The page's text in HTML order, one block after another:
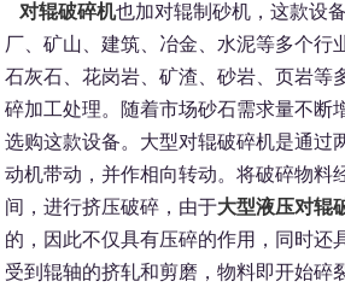
对辊破碎机也加对辊制砂机，这款设
厂、矿山、建筑、冶金、水泥等多个行
石灰石、花岗岩、矿渣、砂岩、页岩等
碎加工处理。随着市场砂石需求量不断
选购这款设备。大型对辊破碎机是通过
动机带动，并作相向转动。将破碎物料
间，进行挤压破碎，由于大型液压对辊
的，因此不仅具有压碎的作用，同时还
受到辊轴的挤轧和剪磨，物料即开始碎